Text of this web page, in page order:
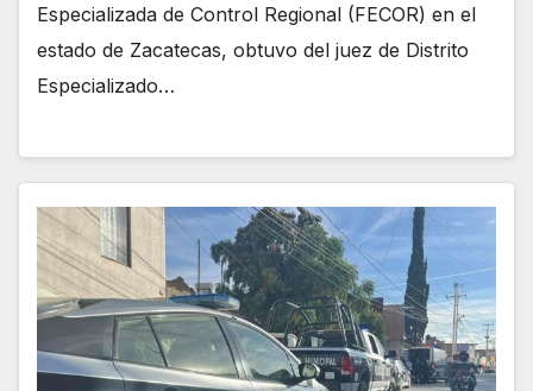
Especializada de Control Regional (FECOR) en el
estado de Zacatecas, obtuvo del juez de Distrito
Especializado…